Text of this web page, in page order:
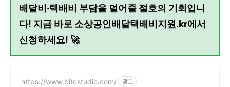
배달비·택배비 부담을 덜어줄 절호의 기회입니
다! 지금 바로 소상공인배달택배비지원.kr에서
신청하세요! 🚀
https://www.bitcstudio.com/ 광고